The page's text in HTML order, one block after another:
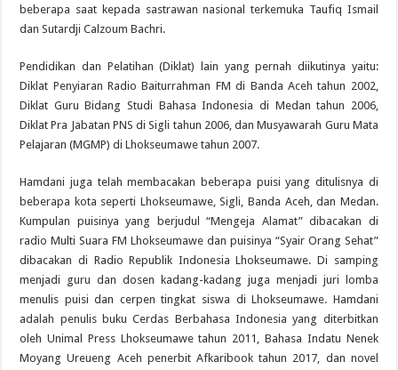
beberapa saat kepada sastrawan nasional terkemuka Taufiq Ismail
dan Sutardji Calzoum Bachri.
Pendidikan dan Pelatihan (Diklat) lain yang pernah diikutinya yaitu:
Diklat Penyiaran Radio Baiturrahman FM di Banda Aceh tahun 2002,
Diklat Guru Bidang Studi Bahasa Indonesia di Medan tahun 2006,
Diklat Pra Jabatan PNS di Sigli tahun 2006, dan Musyawarah Guru Mata
Pelajaran (MGMP) di Lhokseumawe tahun 2007.
Hamdani juga telah membacakan beberapa puisi yang ditulisnya di
beberapa kota seperti Lhokseumawe, Sigli, Banda Aceh, dan Medan.
Kumpulan puisinya yang berjudul “Mengeja Alamat” dibacakan di
radio Multi Suara FM Lhokseumawe dan puisinya “Syair Orang Sehat”
dibacakan di Radio Republik Indonesia Lhokseumawe. Di samping
menjadi guru dan dosen kadang-kadang juga menjadi juri lomba
menulis puisi dan cerpen tingkat siswa di Lhokseumawe. Hamdani
adalah penulis buku Cerdas Berbahasa Indonesia yang diterbitkan
oleh Unimal Press Lhokseumawe tahun 2011, Bahasa Indatu Nenek
Moyang Ureueng Aceh penerbit Afkaribook tahun 2017, dan novel